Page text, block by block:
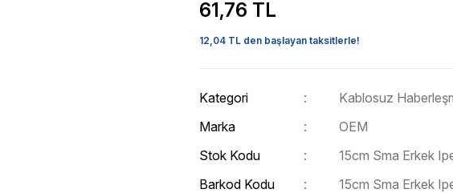
61,76 TL
12,04 TL den başlayan taksitlerle!
Kategori
Kablosuz
Marka
OEM
Stok Kodu
15cm Sma Erkek
Barkod Kodu
15cm Sma Erkek